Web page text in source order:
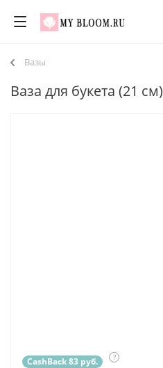
Вазы
Ваза для букета (21 см)
CashBack 83 руб. ?